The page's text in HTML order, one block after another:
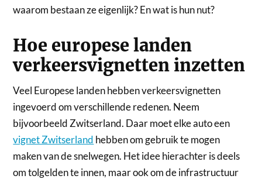
waarom bestaan ze eigenlijk? En wat is hun nut?
Hoe europese landen
verkeersvignetten inzetten
Veel Europese landen hebben verkeersvignetten
ingevoerd om verschillende redenen. Neem
bijvoorbeeld Zwitserland. Daar moet elke auto een
vignet Zwitserland hebben om gebruik te mogen
maken van de snelwegen. Het idee hierachter is deels
om tolgelden te innen, maar ook om de infrastructuur